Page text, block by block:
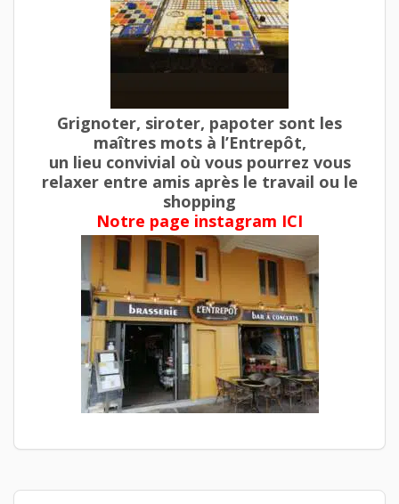
Grignoter, siroter, papoter sont les
maîtres mots à l’Entrepôt,
un lieu convivial où vous pourrez vous
relaxer entre amis après le travail ou le
shopping
Notre page instagram ICI